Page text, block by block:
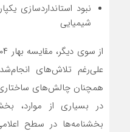
نبود استانداردسازی
شیمیایی
علی‌رغم تلاش‌های
همچنان چالش‌های
در بسیاری از موارد،
بخشنامه‌ها در سطح